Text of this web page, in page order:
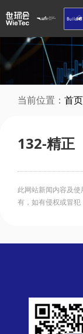
当前位置： 首页
132-精正
此网站新闻内容及
有，如有侵权或冒